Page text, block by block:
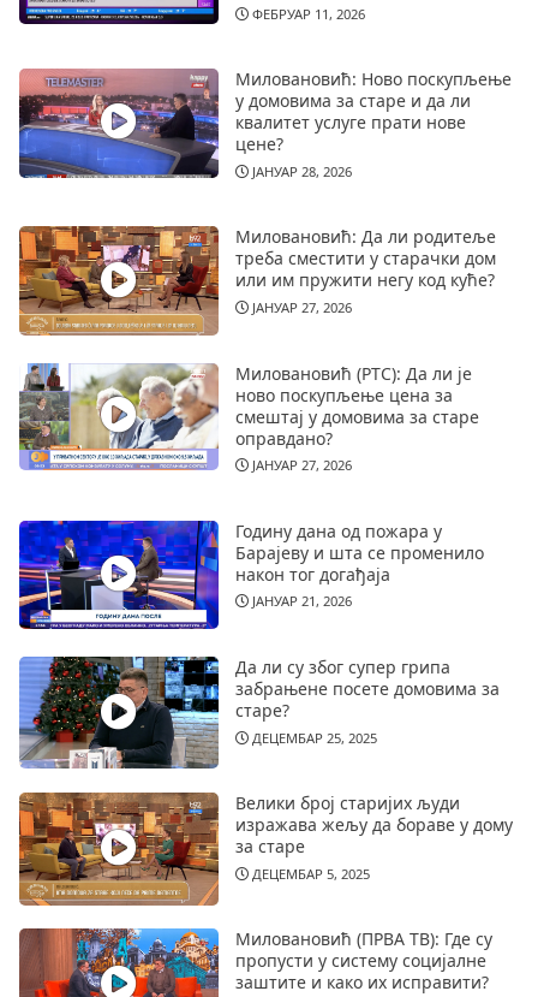
ФЕБРУАР 11, 2026
Миловановић: Ново поскупљење
у домовима за старе и да ли
квалитет услуге прати нове
цене?
ЈАНУАР 28, 2026
Миловановић: Да ли родитеље
треба сместити у старачки дом
или им пружити негу код куће?
ЈАНУАР 27, 2026
Миловановић (РТС): Да ли је
ново поскупљење цена за
смештај у домовима за старе
оправдано?
ЈАНУАР 27, 2026
Годину дана од пожара у
Барајеву и шта се променило
након тог догађаја
ЈАНУАР 21, 2026
Да ли су због супер грипа
забрањене посете домовима за
старе?
ДЕЦЕМБАР 25, 2025
Велики број старијих људи
изражава жељу да бораве у дому
за старе
ДЕЦЕМБАР 5, 2025
Миловановић (ПРВА ТВ): Где су
пропусти у систему социјалне
заштите и како их исправити?